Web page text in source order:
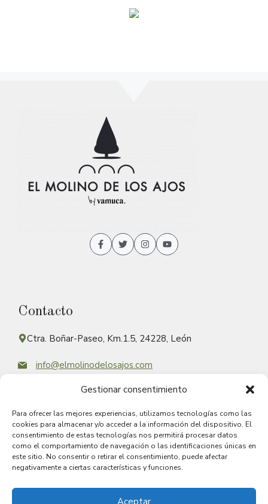
Gestionar consentimiento
Para ofrecer las mejores experiencias, utilizamos tecnologías como las
cookies para almacenar y/o acceder a la información del dispositivo. El
consentimiento de estas tecnologías nos permitirá procesar datos
como el comportamiento de navegación o las identificaciones únicas en
este sitio. No consentir o retirar el consentimiento, puede afectar
negativamente a ciertas características y funciones.
Aceptar
Contacto
Ctra. Boñar-Paseo, Km.1.5, 24228, León
info@elmolinodelosajos.com
Preguntas Generales +34 887 888 788
Organización de eventos +34 887 888 777